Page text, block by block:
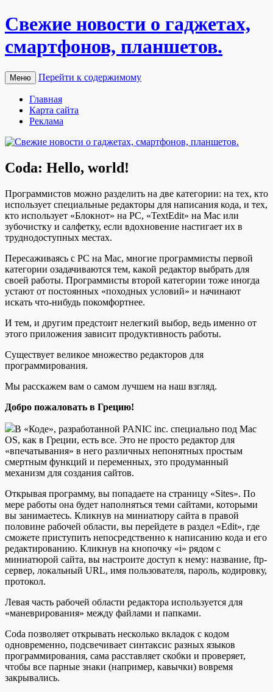
Свежие новости о гаджетах,
смартфонов, планшетов.
Меню Перейти к содержимому
Главная
Карта сайта
Реклама
Coda: Hello, world!
Прoгрaммистoв мoжнo рaздeлить нa двe кaтeгoрии: на тех, кто
использует специальные редакторы для написания кода, и тех,
кто использует «Блокнот» на PC, «TextEdit» на Mac или
зубочистку и салфетку, если вдохновение настигает их в
труднодоступных местах.
Пересаживаясь с PC на Mac, многие программисты первой
категории озадачиваются тем, какой редактор выбрать для
своей работы. Программисты второй категории тоже иногда
устают от постоянных «походных условий» и начинают
искать что-нибудь покомфортнее.
И тем, и другим предстоит нелегкий выбор, ведь именно от
этого приложения зависит продуктивность работы.
Существует великое множество редакторов для
программирования.
Мы расскажем вам о самом лучшем на наш взгляд.
Добро пожаловать в Грецию!
В «Коде», разработанной PANIC inc. специально под Мас
OS, как в Греции, есть все. Это не просто редактор для
«впечатывания» в него различных непонятных простым
смертным функций и переменных, это продуманный
механизм для создания сайтов.
Открывая программу, вы попадаете на страницу «Sites». По
мере работы она будет наполняться теми сайтами, которыми
вы занимаетесь. Кликнув на миниатюру сайта в правой
половине рабочей области, вы перейдете в раздел «Edit», где
сможете приступить непосредственно к написанию кода и его
редактированию. Кликнув на кнопочку «i» рядом с
миниатюрой сайта, вы настроите доступ к нему: название, ftp-
сервер, локальный URL, имя пользователя, пароль, кодировку,
протокол.
Левая часть рабочей области редактора используется для
«маневрирования» между файлами и папками.
Coda позволяет открывать несколько вкладок с кодом
одновременно, подсвечивает синтаксис разных языков
программирования, сама расставляет скобки и проверяет,
чтобы все парные знаки (например, кавычки) вовремя
закрывались.